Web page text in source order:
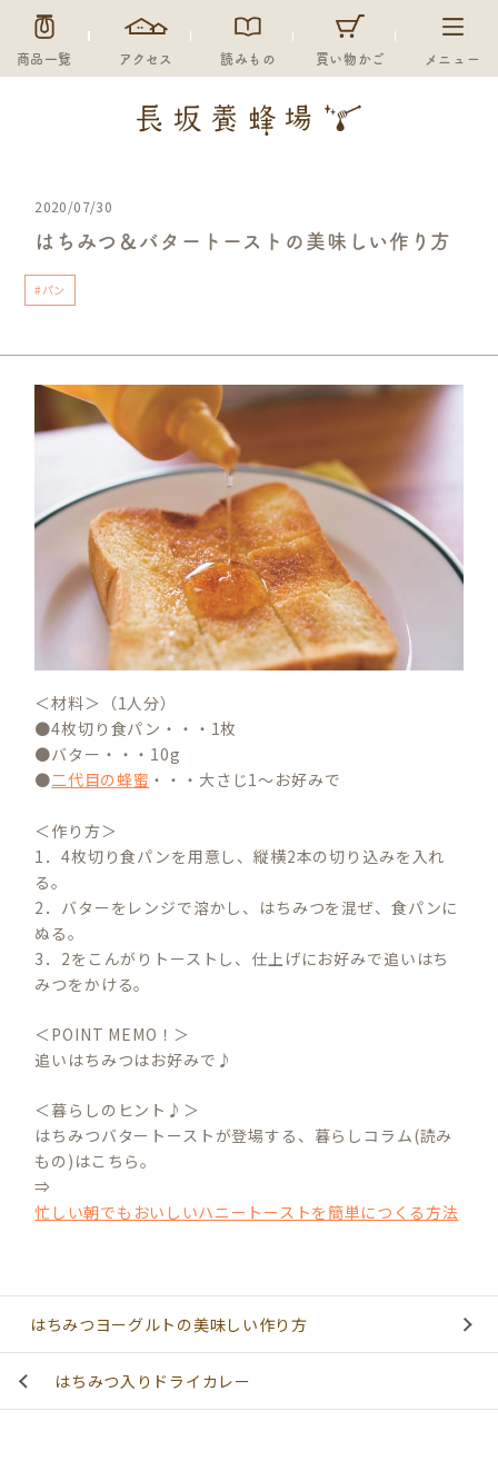
商品一覧 アクセス 読みもの 買い物かご メニュー
2020/07/30
はちみつ＆バタートーストの美味しい作り方
#パン
＜材料＞（1人分）
●4枚切り食パン・・・1枚
●バター・・・10g
●二代目の蜂蜜 ・・・大さじ1～お好みで
＜作り方＞
1．4枚切り食パンを用意し、縦横2本の切り込みを入れ
る。
2．バターをレンジで溶かし、はちみつを混ぜ、食パンに
ぬる。
3．2をこんがりトーストし、仕上げにお好みで追いはち
みつをかける。
＜POINT MEMO！＞
追いはちみつはお好みで♪
＜暮らしのヒント♪＞
はちみつバタートーストが登場する、暮らしコラム(読み
もの)はこちら。
⇒
忙しい朝でもおいしいハニートーストを簡単につくる方法
はちみつヨーグルトの美味しい作り方
はちみつ入りドライカレー